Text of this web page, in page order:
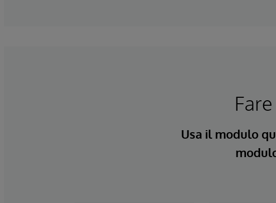
Usa il modulo